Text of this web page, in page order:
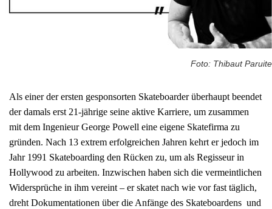
Foto: Thibaut Paruite
Als einer der ersten gesponsorten Skateboarder überhaupt beendet
der damals erst 21-jährige seine aktive Karriere, um zusammen
mit dem Ingenieur George Powell eine eigene Skatefirma zu
gründen. Nach 13 extrem erfolgreichen Jahren kehrt er jedoch im
Jahr 1991 Skateboarding den Rücken zu, um als Regisseur in
Hollywood zu arbeiten. Inzwischen haben sich die vermeintlichen
Widersprüche in ihm vereint – er skatet nach wie vor fast täglich,
dreht Dokumentationen über die Anfänge des Skateboardens und